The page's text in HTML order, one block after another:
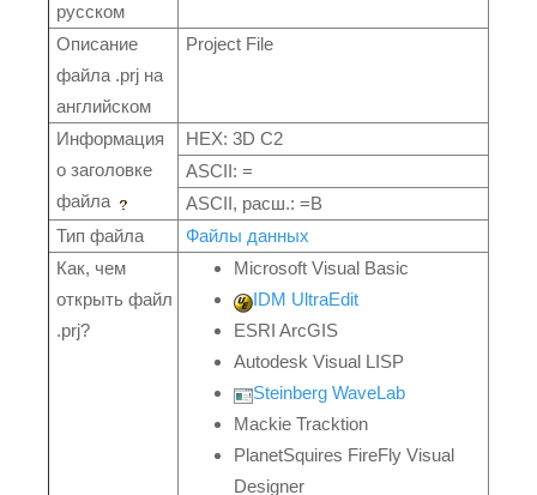
русском
Описание
файла .prj на
английском
Project File
Информация
о заголовке
файла
HEX: 3D C2
ASCII: =
ASCII, расш.: =В
Тип файла
Файлы данных
Как, чем
открыть файл
.prj?
Microsoft Visual Basic
IDM UltraEdit
ESRI ArcGIS
Autodesk Visual LISP
Steinberg WaveLab
Mackie Tracktion
PlanetSquires FireFly Visual
Designer